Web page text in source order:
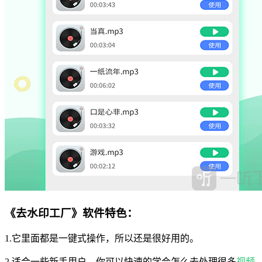
《去水印工厂》软件特色：
1.它里面都是一键式操作，所以还是很好用的。